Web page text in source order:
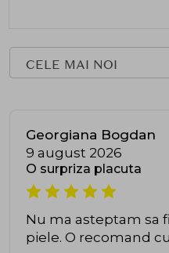
Georgiana Bogdan
9 august 2026
O surpriza placuta
Nu ma asteptam sa
piele. O recomand